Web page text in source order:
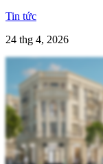
Tin tức
24 thg 4, 2026